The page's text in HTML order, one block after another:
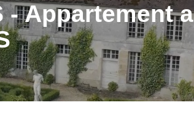
- Appartement a